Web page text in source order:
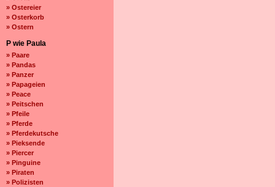
» Ostereier
» Osterkorb
» Ostern
P wie Paula
» Paare
» Pandas
» Panzer
» Papageien
» Peace
» Peitschen
» Pfeile
» Pferde
» Pferdekutsche
» Pieksende
» Piercer
» Pinguine
» Piraten
» Polizisten